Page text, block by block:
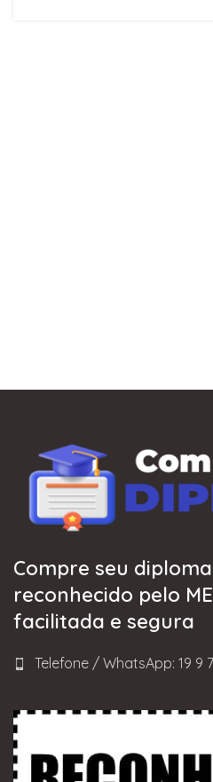
Compre seu
reconhecido pelo
facilitada e segura
Telefone / WhatsApp: 19 9